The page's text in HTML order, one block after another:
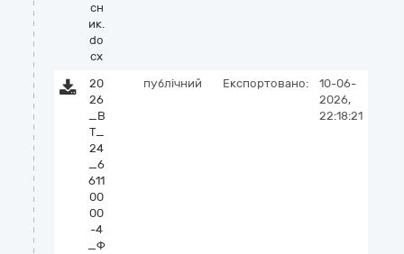
сн
ик.
do
cx
20
26
_В
Т_
24
_6
611
00
00
-4
_Ф
публічний Експортовано:
10-06-
2026,
22:18:21